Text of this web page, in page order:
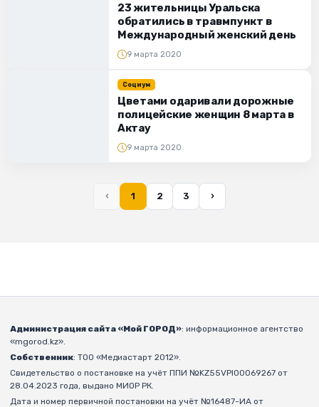
23 жительницы Уральска
обратились в травмпункт в
Международный женский день
9 марта 2020
Социум
Цветами одаривали дорожные
полицейские женщин 8 марта в
Актау
9 марта 2020
‹ 1 2 3 ›
Администрация сайта «Мой ГОРОД»: информационное агентство
«mgorod.kz».
Собственник: ТОО «Медиастарт 2012».
Свидетельство о постановке на учёт ППИ №KZ55VPI00069267 от
28.04.2023 года, выдано МИОР РК.
Дата и номер первичной постановки на учёт №16487-ИА от